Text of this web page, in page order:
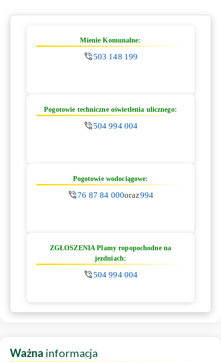
Mienie Komunalne:
503 148 199
Pogotowie techniczne oświetlenia ulicznego:
504 994 004
Pogotowie wodociągowe:
76 87 84 000oraz994
ZGŁOSZENIA Plamy ropopochodne na
jezdniach:
504 994 004
Ważna informacja